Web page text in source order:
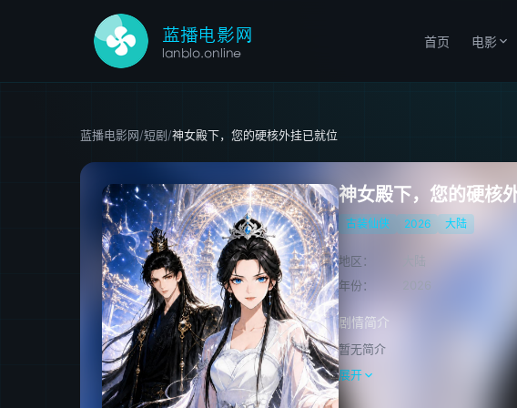
首页 电影
蓝播电影网/短剧/神女殿下，您的硬核外挂已就位
神女殿下，您的硬核
古装仙侠 2026 大陆
地区： 大陆
年份：
剧情简介
暂无简介
展开